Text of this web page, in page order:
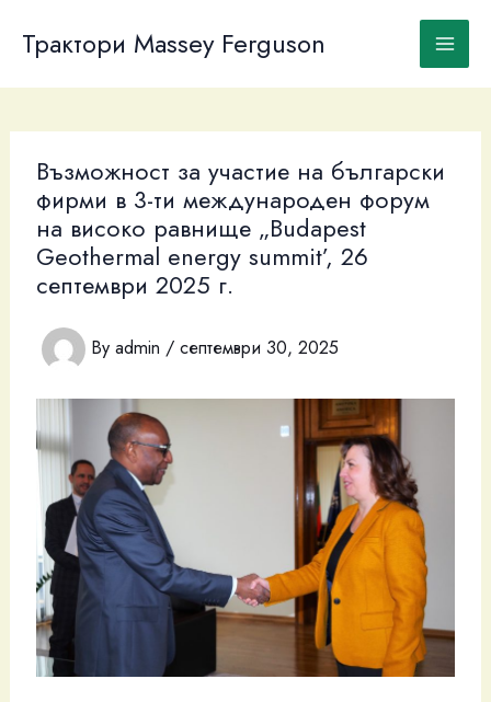
content
Трактори Massey Ferguson
Възможност за участие на български
фирми в 3-ти международен форум
на високо равнище „Budapest
Geothermal energy summit’, 26
септември 2025 г.
By admin / септември 30, 2025